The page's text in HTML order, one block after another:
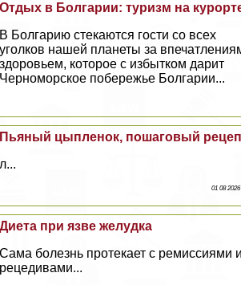
Отдых в Болгарии: туризм на
В Болгарию стекаются гости со всех
уголков нашей планеты за
здоровьем, которое с избытком дарит
Черноморское побережье Болгарии...
Пьяный цыпленок, пошаговый
л...
01 08
Диета при язве желудка
Сама болезнь протекает с ремиссиями и
рецедивами...